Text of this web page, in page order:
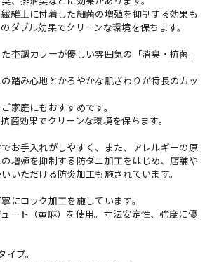
維上に付着した細菌の増殖を抑制する効果も
ダブル効果でクリーンな環境を保ちます。
杢調カラーが優しい雰囲気の「消臭・抗菌」
踏み心地とかろやかな肌ざわりが特長のカッ
家庭にもおすすめです。
菌効果でクリーンな環境を保ちます。
お手入れがしやすく、また、アレルギーの原
増殖を抑制する防ダニ加工をはじめ、店舗や
いただける防炎加工も施されています。
にロック加工を施しています。
ート（黄麻）を使用。寸法安定性、強度に優
イプ。